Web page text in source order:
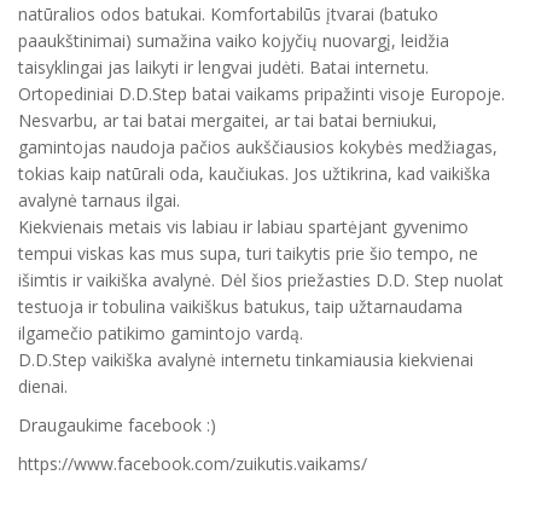
natūralios odos batukai. Komfortabilūs įtvarai (batuko
paaukštinimai) sumažina vaiko kojyčių nuovargį, leidžia
taisyklingai jas laikyti ir lengvai judėti. Batai internetu.
Ortopediniai D.D.Step batai vaikams pripažinti visoje Europoje.
Nesvarbu, ar tai batai mergaitei, ar tai batai berniukui,
gamintojas naudoja pačios aukščiausios kokybės medžiagas,
tokias kaip natūrali oda, kaučiukas. Jos užtikrina, kad vaikiška
avalynė tarnaus ilgai.
Kiekvienais metais vis labiau ir labiau spartėjant gyvenimo
tempui viskas kas mus supa, turi taikytis prie šio tempo, ne
išimtis ir vaikiška avalynė. Dėl šios priežasties D.D. Step nuolat
testuoja ir tobulina vaikiškus batukus, taip užtarnaudama
ilgamečio patikimo gamintojo vardą.
D.D.Step vaikiška avalynė internetu tinkamiausia kiekvienai
dienai.
Draugaukime facebook :)
https://www.facebook.com/zuikutis.vaikams/